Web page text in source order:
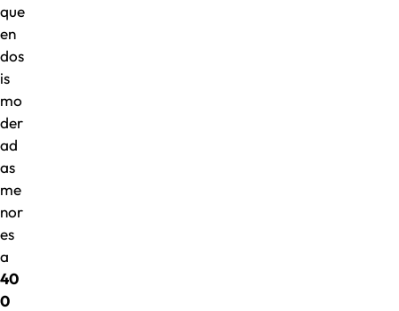
que
en
dos
is
mo
der
ad
as
me
nor
es
a
40
0